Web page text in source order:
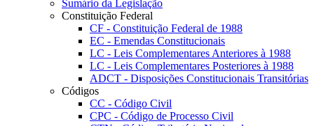
Sumário da Legislação
Constituição Federal
CF - Constituição Federal de 1988
EC - Emendas Constitucionais
LC - Leis Complementares Anteriores à 1988
LC - Leis Complementares Posteriores à 1988
ADCT - Disposições Constitucionais Transitórias
Códigos
CC - Código Civil
CPC - Código de Processo Civil